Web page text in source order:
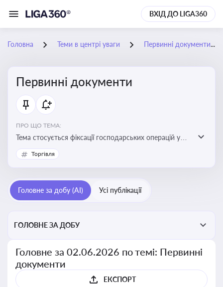
ВХІД ДО LIGA360
Головна Теми в центрі уваги Первинні документи
Первинні документи
ПРО ЩО ТЕМА:
Тема стосується фіксації господарських операцій у
бухгалтерському обліку та є основою для
податкового обліку
Торгівля
Головне за добу (AI) Усі публікації
ГОЛОВНЕ ЗА ДОБУ
Головне за 02.06.2026 по темі: Первинні
документи
ЕКСПОРТ